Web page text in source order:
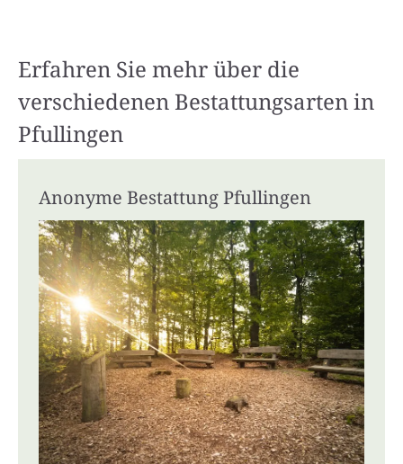
Erfahren Sie mehr über die
verschiedenen Bestattungsarten in
Pfullingen
Anonyme Bestattung Pfullingen